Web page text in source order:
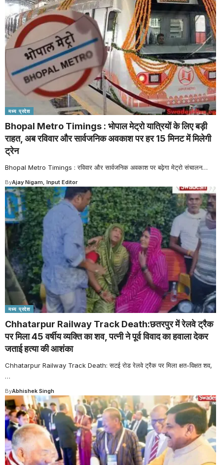
मध्य प्रदेश
Bhopal Metro Timings : भोपाल मेट्रो यात्रियों के लिए बड़ी
राहत, अब रविवार और सार्वजनिक अवकाश पर हर 15 मिनट में मिलेगी
ट्रेन
Bhopal Metro Timings : रविवार और सार्वजनिक अवकाश पर बढ़ेगा मेट्रो संचालन…
ByAjay Nigam, Input Editor
मध्य प्रदेश
Chhatarpur Railway Track Death:छतरपुर में रेलवे ट्रैक
पर मिला 45 वर्षीय व्यक्ति का शव, पत्नी ने पूर्व विवाद का हवाला देकर
जताई हत्या की आशंका
Chhatarpur Railway Track Death: सटई रोड रेलवे ट्रैक पर मिला क्षत-विक्षत शव,
…
ByAbhishek Singh